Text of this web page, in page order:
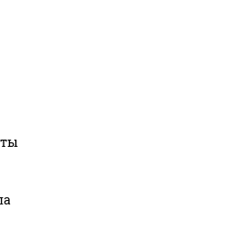
Европа?